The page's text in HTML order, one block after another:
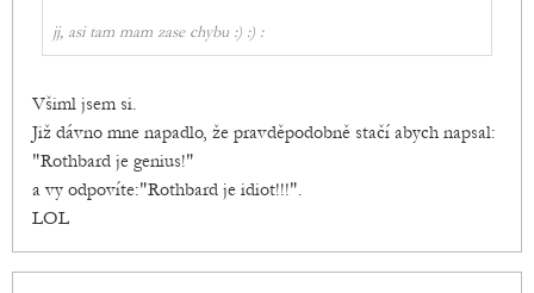
jj, asi tam mam zase chybu :) :) :
Všiml jsem si.
Již dávno mne napadlo, že pravděpodobně stačí abych napsal:
"Rothbard je genius!"
a vy odpovíte:"Rothbard je idiot!!!".
LOL